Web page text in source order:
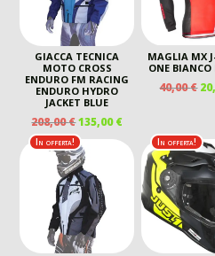
GIACCA TECNICA
MOTO CROSS
ENDURO FM RACING
ENDURO HYDRO
JACKET BLUE
208,00€IL
PREZZO
ORIGINALE
ERA:
208,00 €.
135,00€IL
PREZZO
ATTUALE
135,00 €.
MAGLIA MX
ONE BIANCO
40,00€ IL
In offerta! In offerta!